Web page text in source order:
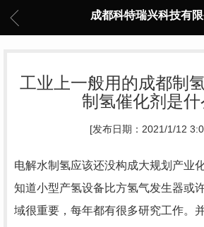
成都科特瑞兴科技有限
工业上一般用的成都制
制氢催化剂是什
[发布日期：2021/1/12
电解水制氢应该还没构成大规划产业
知道小型产氢设备比方氢气发生器或
域很重要，每年都有很多研究工作。